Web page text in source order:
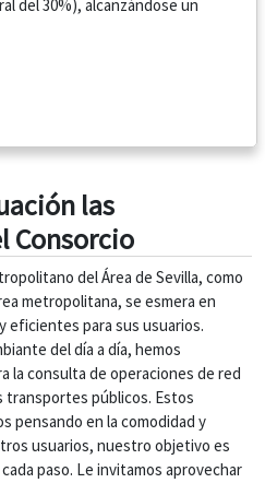
del 30%), alcanzándose un
las
Consorcio
del Área de Sevilla, como
metropolitana, se esmera en
eficientes para sus usuarios.
del día a día, hemos
la consulta de operaciones de red
transportes públicos. Estos
pensando en la comodidad y
usuarios, nuestro objetivo es
paso. Le invitamos aprovechar